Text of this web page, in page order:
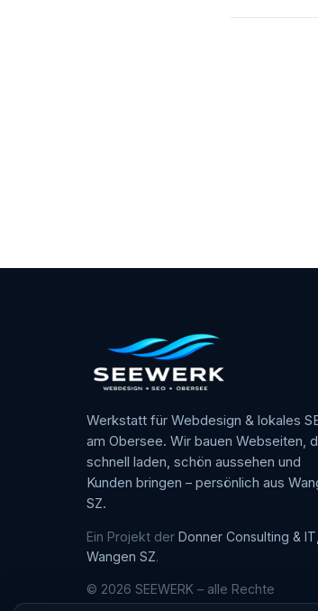
Werkstatt für Webdesign & lokales
am Obersee. Wir bauen Webseiten,
schnell laden, schön aussehen und
Kunden bringen – persönlich aus
SZ.
Ein Projekt der Donner Consulting & IT,
Wangen SZ.
© 2026 SEEWERK – alle Rechte